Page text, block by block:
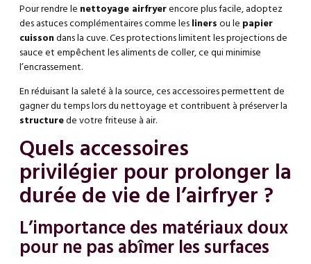
Pour rendre le nettoyage airfryerencore plus facile, adoptez
des astuces complémentaires comme leslinersou le papier
cuissondans la cuve. Ces protections limitent les projections de
sauce et empêchent les aliments de coller, ce qui minimise
l’encrassement.
En réduisant la saleté à la source, ces accessoires permettent de
gagner du temps lors du nettoyage et contribuent à préserver la
structurede votre friteuse à air.
Quels accessoires
privilégier pour prolonger la
durée de vie de l’airfryer ?
L’importance des matériaux doux
pour ne pas abîmer les surfaces